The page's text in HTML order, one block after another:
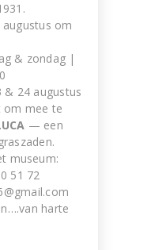
augustus om
& zondag |
& 24 augustus
om mee te
— een
museum:
51 72
harte